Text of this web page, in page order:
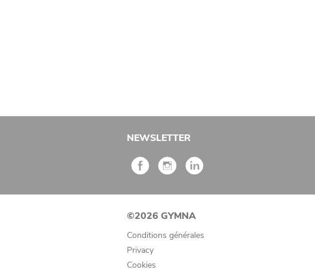
NEWSLETTER
©2026 GYMNA
Conditions générales
Privacy
Cookies